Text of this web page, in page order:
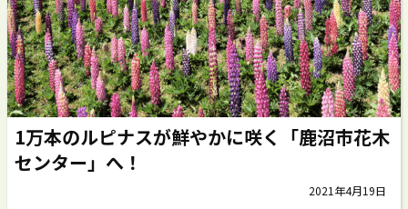
1万本のルピナスが鮮やかに咲く「鹿沼市花木
センター」へ！
2021年4月19日